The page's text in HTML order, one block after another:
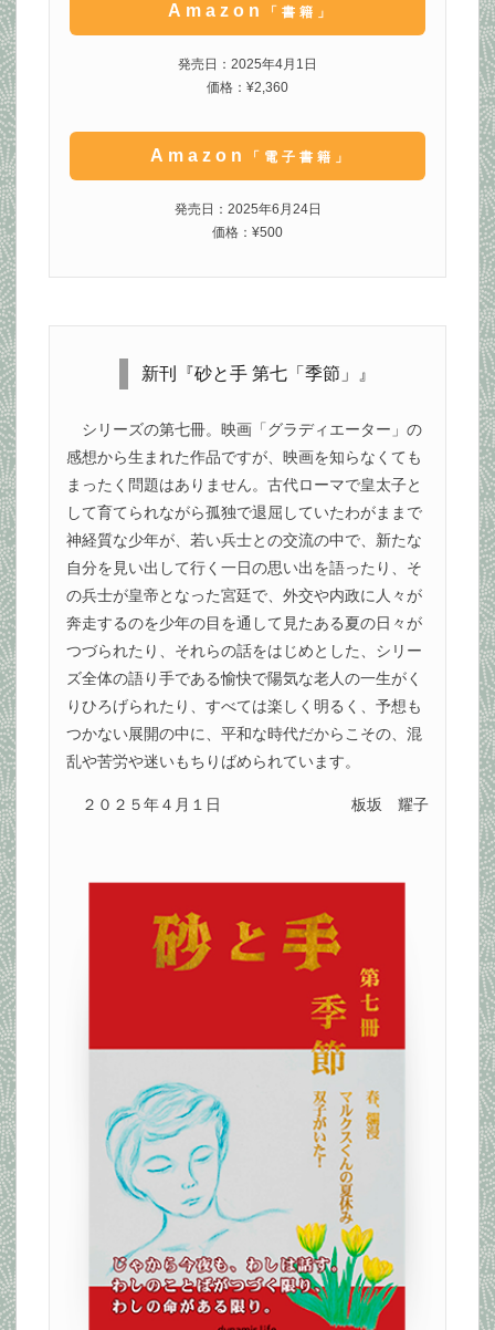
Amazon 「書籍」
発売日：2025年4月1日
価格：¥2,360
Amazon 「電子書籍」
発売日：2025年6月24日
価格：¥500
新刊『砂と手 第七「季節」』
シリーズの第七冊。映画「グラディエーター」の
感想から生まれた作品ですが、映画を知らなくても
まったく問題はありません。古代ローマで皇太子と
して育てられながら孤独で退屈していたわがままで
神経質な少年が、若い兵士との交流の中で、新たな
自分を見い出して行く一日の思い出を語ったり、そ
の兵士が皇帝となった宮廷で、外交や内政に人々が
奔走するのを少年の目を通して見たある夏の日々が
つづられたり、それらの話をはじめとした、シリー
ズ全体の語り手である愉快で陽気な老人の一生がく
りひろげられたり、すべては楽しく明るく、予想も
つかない展開の中に、平和な時代だからこその、混
乱や苦労や迷いもちりばめられています。
２０２５年４月１日 板坂 耀子